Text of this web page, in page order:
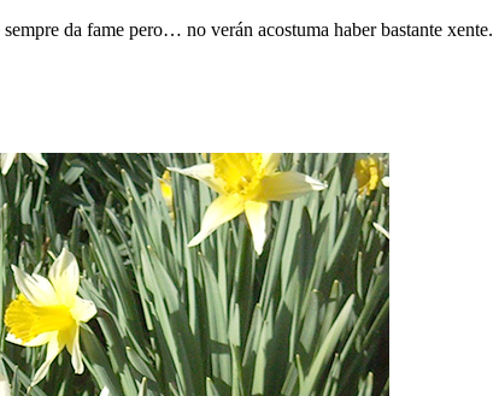
da fame pero… no verán acostuma haber bastante xente.